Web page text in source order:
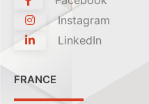
Instagram
LinkedIn
FRANCE